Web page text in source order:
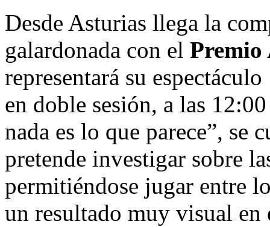
Desde Asturias llega la
galardonada con el Premio
representará su espectáculo
en doble sesión, a las
nada es lo que parece”, se
pretende investigar sobre
permitiéndose jugar entre
un resultado muy visual en